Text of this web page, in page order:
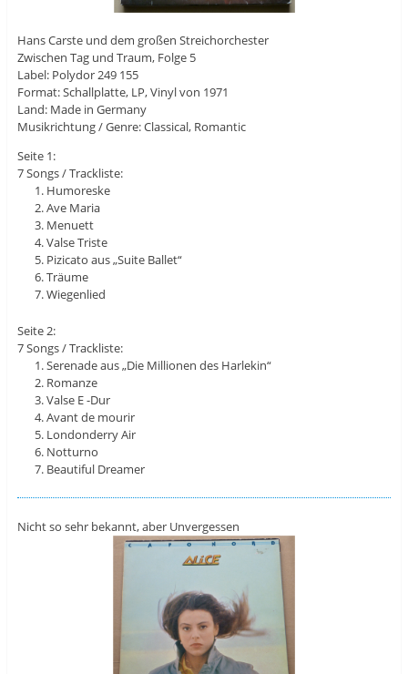
Hans Carste und dem großen Streichorchester
Zwischen Tag und Traum, Folge 5
Label: Polydor 249 155
Format: Schallplatte, LP, Vinyl von 1971
Land: Made in Germany
Musikrichtung / Genre: Classical, Romantic
Seite 1:
7 Songs / Trackliste:
Humoreske
Ave Maria
Menuett
Valse Triste
Pizicato aus „Suite Ballet“
Träume
Wiegenlied
Seite 2:
7 Songs / Trackliste:
Serenade aus „Die Millionen des Harlekin“
Romanze
Valse E -Dur
Avant de mourir
Londonderry Air
Notturno
Beautiful Dreamer
Nicht so sehr bekannt, aber Unvergessen